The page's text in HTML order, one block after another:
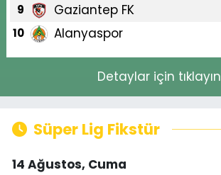
9 Gaziantep FK
10 Alanyaspor
Detaylar için tıklayın
Süper Lig Fikstür
14 Ağustos, Cuma